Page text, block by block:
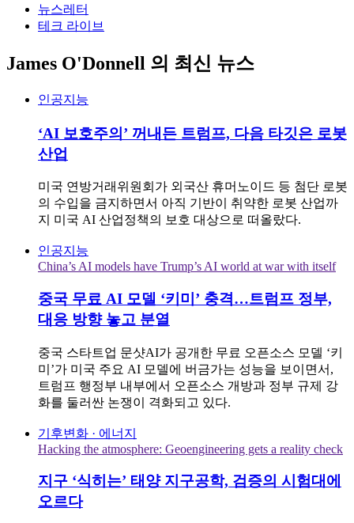
뉴스레터
테크 라이브
James O'Donnell 의 최신 뉴스
인공지능
‘AI 보호주의’ 꺼내든 트럼프, 다음 타깃은 로봇
산업
미국 연방거래위원회가 외국산 휴머노이드 등 첨단 로봇
의 수입을 금지하면서 아직 기반이 취약한 로봇 산업까
지 미국 AI 산업정책의 보호 대상으로 떠올랐다.
인공지능
China’s AI models have Trump’s AI world at war with itself
중국 무료 AI 모델 ‘키미’ 충격…트럼프 정부,
대응 방향 놓고 분열
중국 스타트업 문샷AI가 공개한 무료 오픈소스 모델 ‘키
미’가 미국 주요 AI 모델에 버금가는 성능을 보이면서,
트럼프 행정부 내부에서 오픈소스 개방과 정부 규제 강
화를 둘러싼 논쟁이 격화되고 있다.
기후변화 · 에너지
Hacking the atmosphere: Geoengineering gets a reality check
지구 ‘식히는’ 태양 지구공학, 검증의 시험대에
오르다